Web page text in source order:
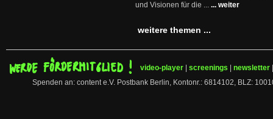
und Visionen für die ... ... weiter
weitere themen ...
video-player screenings newsletter
Spenden an: content e.V. Postbank Berlin, Kontonr.: 6814102, BLZ: